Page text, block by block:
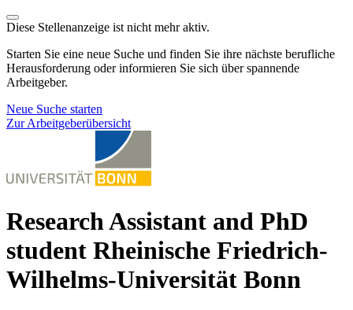
Diese Stellenanzeige ist nicht mehr aktiv.
Starten Sie eine neue Suche und finden Sie ihre nächste berufliche
Herausforderung oder informieren Sie sich über spannende
Arbeitgeber.
Neue Suche starten
Zur Arbeitgeberübersicht
Research Assistant and PhD
student Rheinische Friedrich-
Wilhelms-Universität Bonn